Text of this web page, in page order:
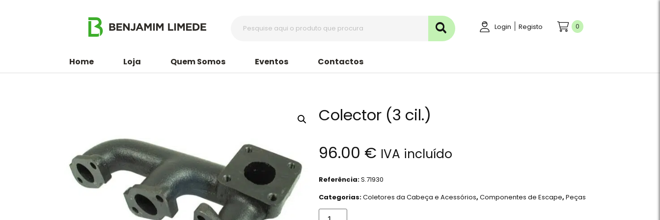
Login Registo 0
Home Loja Quem Somos Eventos Contactos
Colector (3 cil.)
96.00 € IVA incluído
Referência:S.71930
Categorias:Coletores da Cabeça e Acessórios,Componentes de Escape,Peças